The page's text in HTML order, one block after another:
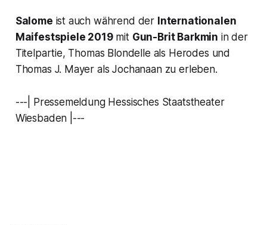
Salome ist auch während der Internationalen
Maifestspiele 2019mit Gun-Brit Barkmin in der
Titelpartie, Thomas Blondelle als Herodes und
Thomas J. Mayer als Jochanaan zu erleben.
---| Pressemeldung Hessisches Staatstheater
Wiesbaden |---